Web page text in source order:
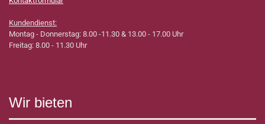
Kundendienst:
Montag - Donnerstag: 8.00 -11.30 & 13.00 - 17.00 Uhr
Freitag: 8.00 - 11.30 Uhr
Wir bieten